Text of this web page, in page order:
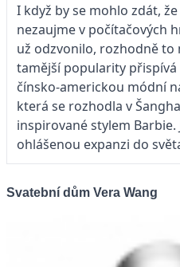
I když by se mohlo zdát,
nezaujme v počítačových
už odzvonilo, rozhodně to
tamější popularity
čínsko-americkou módní
která se rozhodla v
inspirované stylem Barbie.
ohlášenou expanzi do
Svatební dům Vera Wang